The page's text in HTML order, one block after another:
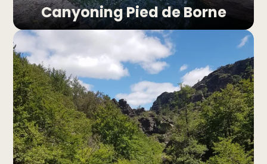
Canyoning Pied de Borne